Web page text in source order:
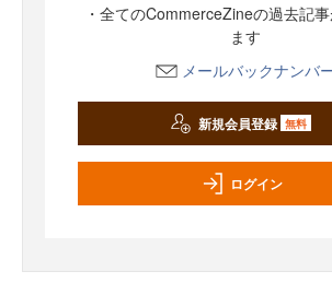
・全てのCommerceZineの過去記
ます
メールバックナンバ
新規会員登録 無料
ログイン